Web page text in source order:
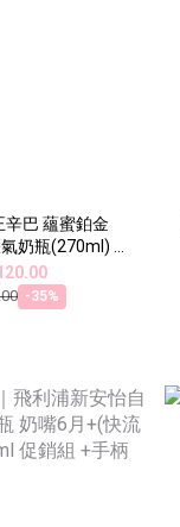
奶瓶(270ml) -
適用
-35%